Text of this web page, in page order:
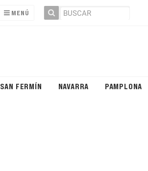
MENÚ
SAN FERMÍN NAVARRA PAMPLONA